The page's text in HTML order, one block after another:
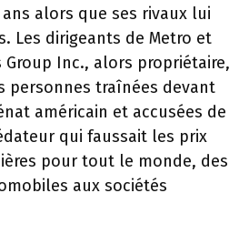
alors que ses rivaux lui
Les dirigeants de Metro et
Group Inc., alors propriétaire,
personnes traînées devant
américain et accusées de
qui faussait les prix
pour tout le monde, des
aux sociétés